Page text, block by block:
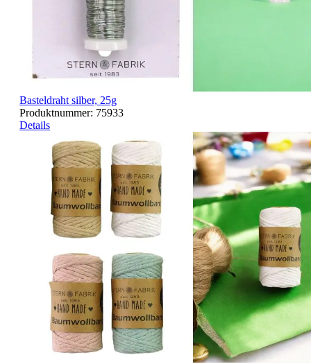
Basteldraht silber, 25g
Produktnummer: 75933
Details